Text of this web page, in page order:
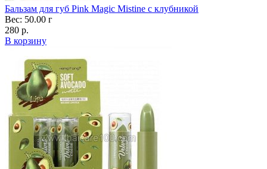
Бальзам для губ Pink Magic Mistine с клубникой
Вес: 50.00 г
280 р.
В корзину